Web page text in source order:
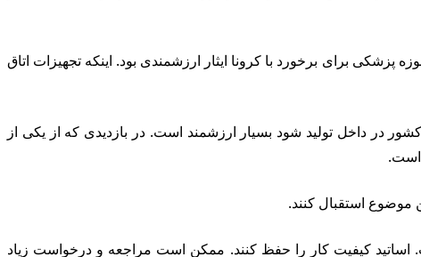
برای برخورد با کرونا ایثار ارزشمندی بود. اینکه تجهیزات اتاق
محصولات شرکت دانش بنیان در حوزه تجهیزات پزشکی را ارائه می‌دهم. اینکه ۹۷ درصد داروی کشور در داخل تولید شود بسیار ارزشمند است. در بازدیدی که از یکی از
است.
موضوع استقبال کنند.
در آن فعالیت دارند باعث افتخار است. اساتید کیفیت کار را حفظ کنند. ممکن است مراجعه و درخواست زیاد